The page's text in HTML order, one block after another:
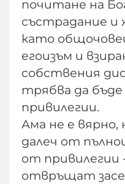
почитане на
състрадание
като
егоизъм и
собствения
трябва да
привилегии.
Ама не е вярно,
далеч от
от
отвръщат